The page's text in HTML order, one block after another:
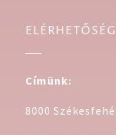
Címünk:
8000